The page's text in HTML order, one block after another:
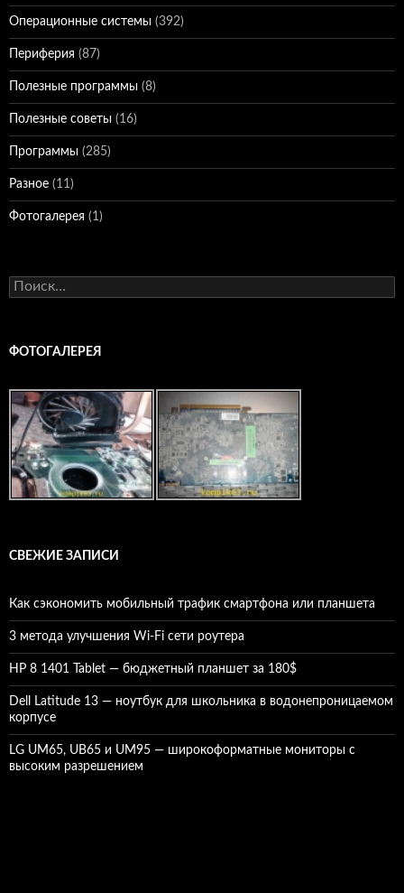
Операционные системы (392)
Периферия (87)
Полезные программы (8)
Полезные советы (16)
Программы (285)
Разное (11)
Фотогалерея (1)
Найти:
ФОТОГАЛЕРЕЯ
СВЕЖИЕ ЗАПИСИ
Как сэкономить мобильный трафик смартфона или планшета
3 метода улучшения Wi-Fi сети роутера
HP 8 1401 Tablet — бюджетный планшет за 180$
Dell Latitude 13 — ноутбук для школьника в водонепроницаемом
корпусе
LG UM65, UB65 и UM95 — широкоформатные мониторы с
высоким разрешением